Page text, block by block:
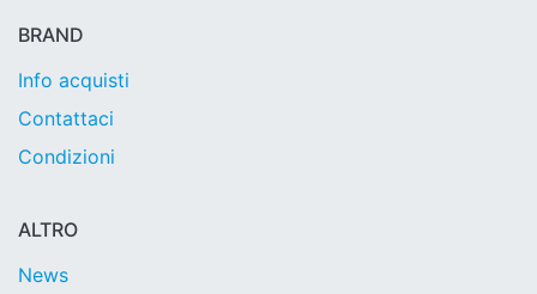
BRAND
Info acquisti
Contattaci
Condizioni
ALTRO
News